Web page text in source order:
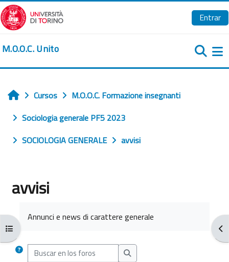
Salta al contenido principal
Entrar
M.O.O.C. Unito
Abrir índice del curso
Inicio
Cursos
M.O.O.C. Formazione insegnanti
Sociologia generale PF5 2023
SOCIOLOGIA GENERALE
avvisi
avvisi
Annunci e news di carattere generale
Buscar en los foros